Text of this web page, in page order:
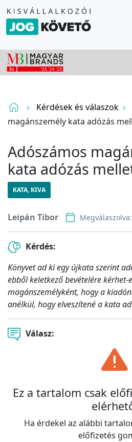
Kérdések és válaszok
magánszemély kata adózás
Adószámos
kata adózás
KATA, KIVA
Leipán Tibor Megválaszolva:
Kérdés:
Könyvet ad ki egy újkata szerint
ebből keletkező bevételére kérhet-
magánszemélyként, hogy a
anélkül, hogy elveszítené a kata
Válasz:
Ez a tartalom csak
Ha érdekel az alábbi
előfizetés